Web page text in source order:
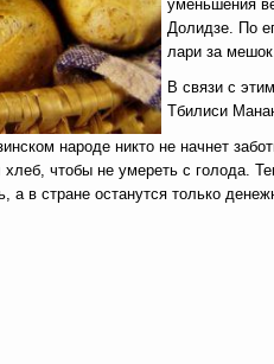
уменьшения
Долидзе. По
лари за
В связи с
Тбилиси
народе никто не начнет
чтобы не умереть с голода.
а в стране останутся только